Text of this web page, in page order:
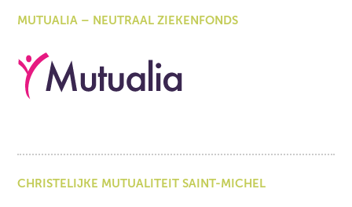
MUTUALIA – NEUTRAAL ZIEKENFONDS
CHRISTELIJKE MUTUALITEIT SAINT-MICHEL